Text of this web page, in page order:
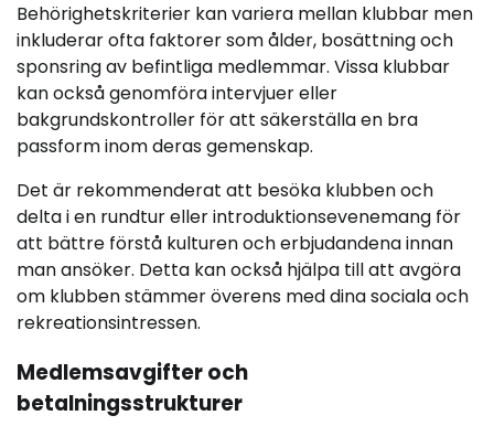
Behörighetskriterier kan variera mellan klubbar men
inkluderar ofta faktorer som ålder, bosättning och
sponsring av befintliga medlemmar. Vissa klubbar
kan också genomföra intervjuer eller
bakgrundskontroller för att säkerställa en bra
passform inom deras gemenskap.
Det är rekommenderat att besöka klubben och
delta i en rundtur eller introduktionsevenemang för
att bättre förstå kulturen och erbjudandena innan
man ansöker. Detta kan också hjälpa till att avgöra
om klubben stämmer överens med dina sociala och
rekreationsintressen.
Medlemsavgifter och
betalningsstrukturer